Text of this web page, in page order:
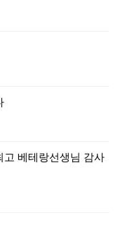
고 베테랑선생님 감사